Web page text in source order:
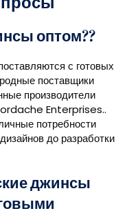
оптом??
с готовых
поставщики
производители
Enterprises..
потребности
до разработки
джинсы